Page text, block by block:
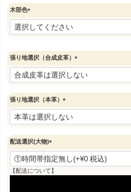
木部色
(
必
須
張り地選択（合成皮革）
(
必
須
)
張り地選択（本革）
(
必
須
)
配送選択(大物)
(
必
須
【配送について】